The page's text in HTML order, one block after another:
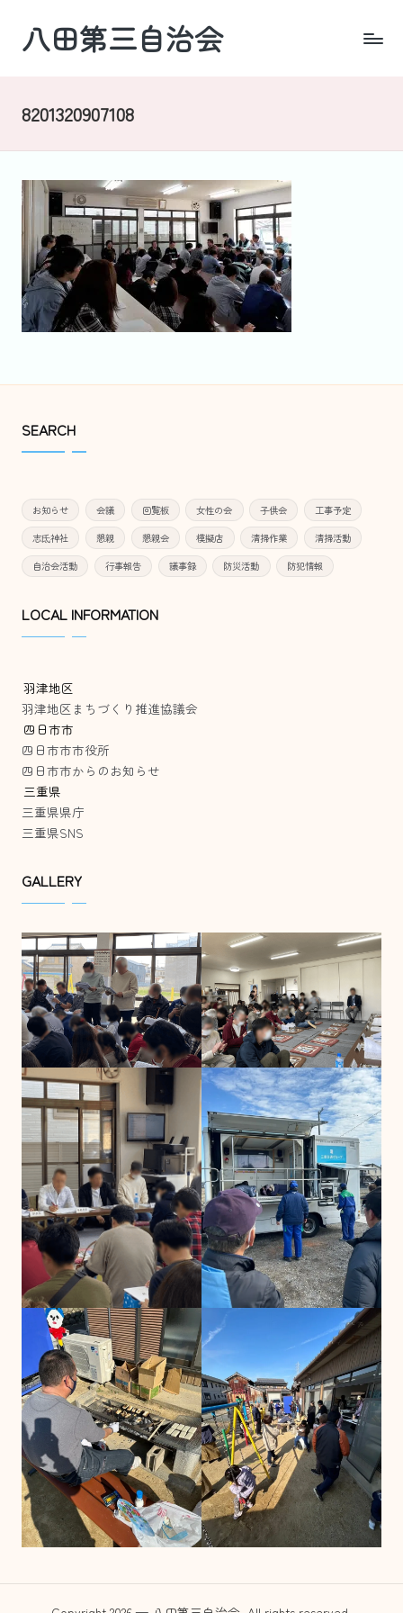
八田第三自治会
市・
津
区
8201320907108
SEARCH
お知らせ 会議 回覧板 女性の会 子供会 工事予定
志氐神社 懇親 懇親会 模擬店 清掃作業 清掃活動
自治会活動 行事報告 議事録 防災活動 防犯情報
LOCAL INFORMATION
羽津地区
羽津地区まちづくり推進協議会
四日市市
四日市市市役所
四日市市からのお知らせ
三重県
三重県県庁
三重県SNS
GALLERY